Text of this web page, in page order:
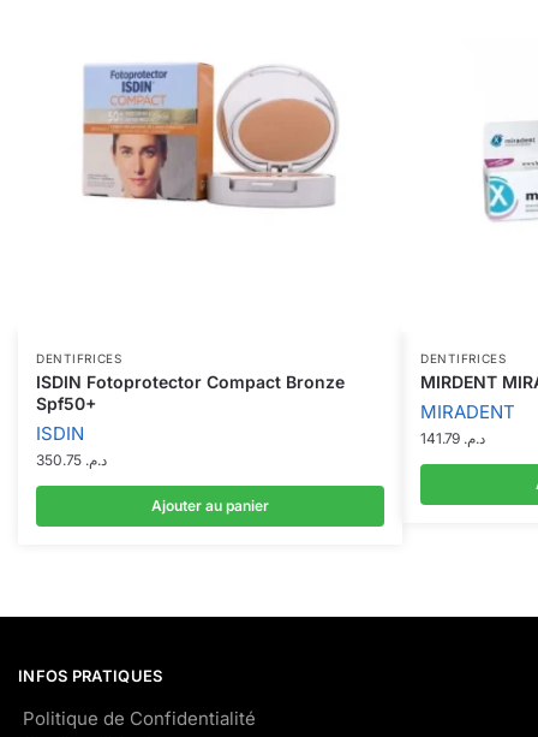
DENTIFRICES
ISDIN Fotoprotector Compact Bronze
Spf50+
ISDIN
د.م.
Ajouter au panier
DENTIFRICES
MIRDENT
MIRADENT
د.م.
INFOS PRATIQUES
Politique de Confidentialité